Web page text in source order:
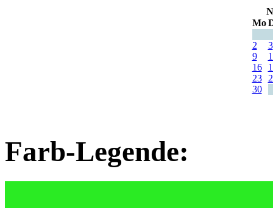
Mo
2
3
9
16
23
30
Farb-Legende: